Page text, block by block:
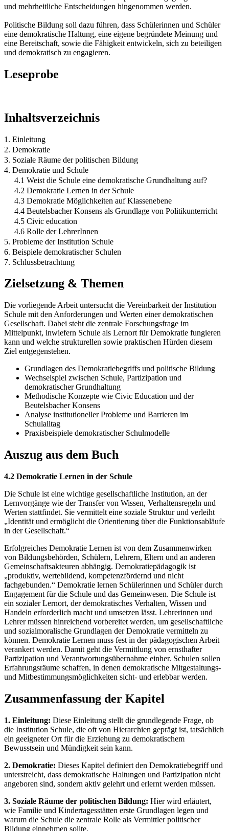
und mehrheitliche Entscheidungen hingenommen werden.
Politische Bildung soll dazu führen, dass Schülerinnen und Schüler
eine demokratische Haltung, eine eigene begründete Meinung und
eine Bereitschaft, sowie die Fähigkeit entwickeln, sich zu beteiligen
und demokratisch zu engagieren.
Leseprobe
Inhaltsverzeichnis
1. Einleitung
2. Demokratie
3. Soziale Räume der politischen Bildung
4. Demokratie und Schule
4.1 Weist die Schule eine demokratische Grundhaltung auf?
4.2 Demokratie Lernen in der Schule
4.3 Demokratie Möglichkeiten auf Klassenebene
4.4 Beutelsbacher Konsens als Grundlage von Politikunterricht
4.5 Civic education
4.6 Rolle der LehrerInnen
5. Probleme der Institution Schule
6. Beispiele demokratischer Schulen
7. Schlussbetrachtung
Zielsetzung & Themen
Die vorliegende Arbeit untersucht die Vereinbarkeit der Institution
Schule mit den Anforderungen und Werten einer demokratischen
Gesellschaft. Dabei steht die zentrale Forschungsfrage im
Mittelpunkt, inwiefern Schule als Lernort für Demokratie fungieren
kann und welche strukturellen sowie praktischen Hürden diesem
Ziel entgegenstehen.
Grundlagen des Demokratiebegriffs und politische Bildung
Wechselspiel zwischen Schule, Partizipation und
demokratischer Grundhaltung
Methodische Konzepte wie Civic Education und der
Beutelsbacher Konsens
Analyse institutioneller Probleme und Barrieren im
Schulalltag
Praxisbeispiele demokratischer Schulmodelle
Auszug aus dem Buch
4.2 Demokratie Lernen in der Schule
Die Schule ist eine wichtige gesellschaftliche Institution, an der
Lernvorgänge wie der Transfer von Wissen, Verhaltensregeln und
Werten stattfindet. Sie vermittelt eine soziale Struktur und verleiht
„Identität und ermöglicht die Orientierung über die Funktionsabläufe
in der Gesellschaft.“
Erfolgreiches Demokratie Lernen ist von dem Zusammenwirken
von Bildungsbehörden, Schülern, Lehrern, Eltern und an anderen
Gemeinschaftsakteuren abhängig. Demokratiepädagogik ist
„produktiv, wertebildend, kompetenzfördernd und nicht
fachgebunden.“ Demokratie lernen Schülerinnen und Schüler durch
Engagement für die Schule und das Gemeinwesen. Die Schule ist
ein sozialer Lernort, der demokratisches Verhalten, Wissen und
Handeln erforderlich macht und umsetzen lässt. Lehrerinnen und
Lehrer müssen hinreichend vorbereitet werden, um gesellschaftliche
und sozialmoralische Grundlagen der Demokratie vermitteln zu
können. Demokratie Lernen muss fest in der pädagogischen Arbeit
verankert werden. Damit geht die Vermittlung von ernsthafter
Partizipation und Verantwortungsübernahme einher. Schulen sollen
Erfahrungsräume schaffen, in denen demokratische Mitgestaltungs-
und Mitbestimmungsmöglichkeiten sicht- und erlebbar werden.
Zusammenfassung der Kapitel
1. Einleitung: Diese Einleitung stellt die grundlegende Frage, ob
die Institution Schule, die oft von Hierarchien geprägt ist, tatsächlich
ein geeigneter Ort für die Erziehung zu demokratischem
Bewusstsein und Mündigkeit sein kann.
2. Demokratie: Dieses Kapitel definiert den Demokratiebegriff und
unterstreicht, dass demokratische Haltungen und Partizipation nicht
angeboren sind, sondern aktiv gelehrt und erlernt werden müssen.
3. Soziale Räume der politischen Bildung: Hier wird erläutert,
wie Familie und Kindertagesstätten erste Grundlagen legen und
warum die Schule die zentrale Rolle als Vermittler politischer
Bildung einnehmen sollte.